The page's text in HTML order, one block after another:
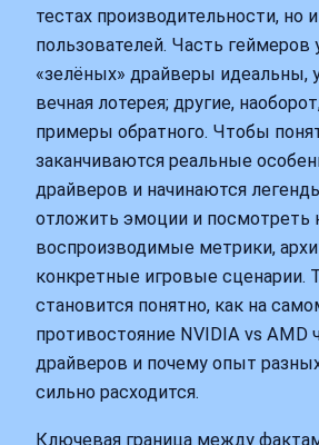
тестах производительности, но
пользователей. Часть геймеров
«зелёных» драйверы идеальны,
вечная лотерея; другие,
примеры обратного. Чтобы
заканчиваются реальные
драйверов и начинаются
отложить эмоции и посмотреть
воспроизводимые метрики,
конкретные игровые сценарии.
становится понятно, как на
противостояние NVIDIA vs AMD
драйверов и почему опыт
сильно расходится.
Ключевая граница между